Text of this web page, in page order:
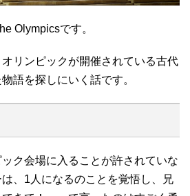
Olympicsです。
リンピックが開催されている古代
語を探しにいく話です。
ク会場に入ることが許されていな
、1人になるのことを覚悟し、兄